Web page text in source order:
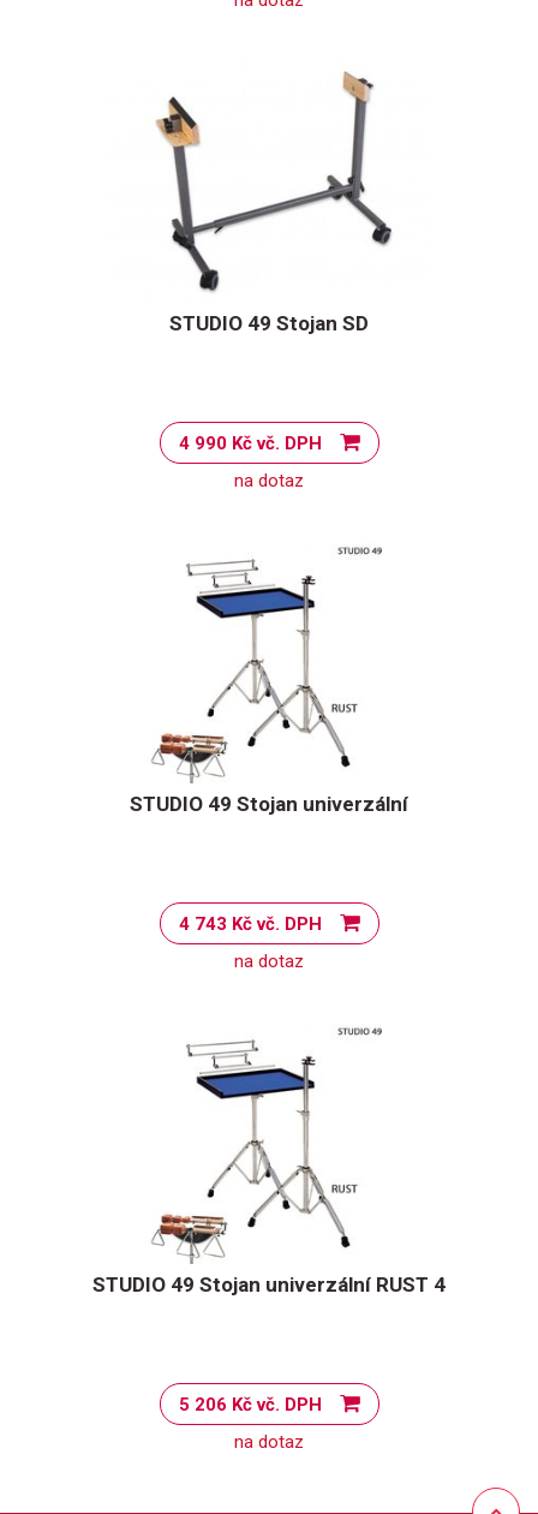
STUDIO 49 Stojan SD
4 990 Kč vč. DPH
na dotaz
STUDIO 49 Stojan univerzální
4 743 Kč vč. DPH
na dotaz
STUDIO 49 Stojan univerzální RUST 4
5 206 Kč vč. DPH
na dotaz